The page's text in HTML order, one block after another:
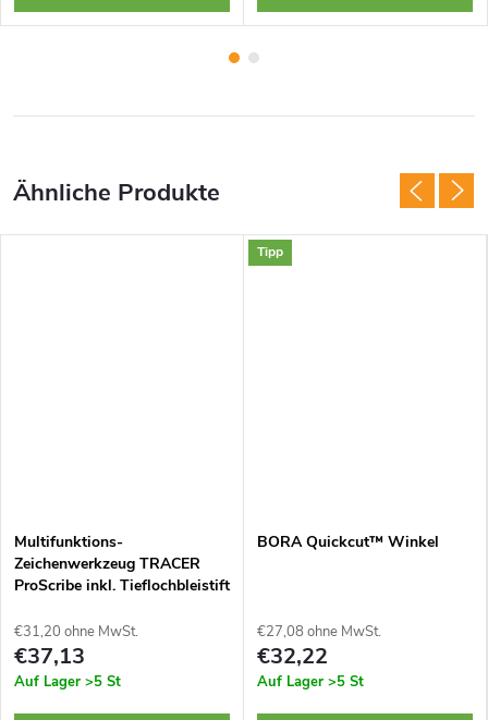
Multifunktions-
Zeichenwerkzeug TRACER
ProScribe inkl. Tieflochbleistift
€31,20 ohne MwSt.
€37,13
Auf Lager >5 St
Tipp
BORA Quickcut™ Winkel
€27,08 ohne MwSt.
€32,22
Auf Lager >5 St